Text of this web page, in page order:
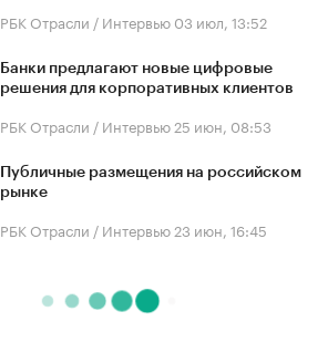
РБК Отрасли / Интервью 03 июл, 13:52
Банки предлагают новые цифровые
решения для корпоративных клиентов
РБК Отрасли / Интервью 25 июн, 08:53
Публичные размещения на российском
рынке
РБК Отрасли / Интервью 23 июн, 16:45